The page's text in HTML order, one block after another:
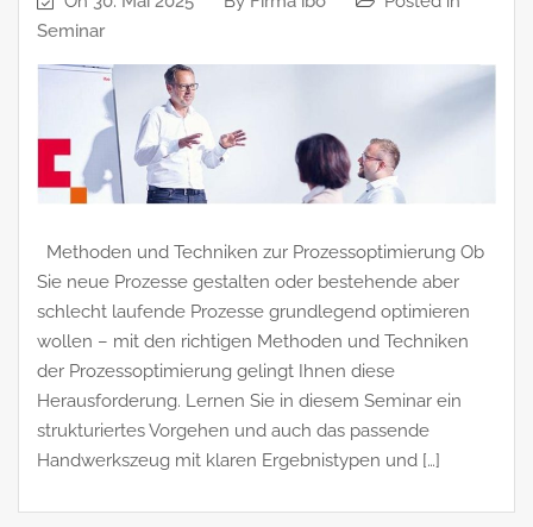
Seminar
Methoden und Techniken zur Prozessoptimierung Ob
Sie neue Prozesse gestalten oder bestehende aber
schlecht laufende Prozesse grundlegend optimieren
wollen – mit den richtigen Methoden und Techniken
der Prozessoptimierung gelingt Ihnen diese
Herausforderung. Lernen Sie in diesem Seminar ein
strukturiertes Vorgehen und auch das passende
Handwerkszeug mit klaren Ergebnistypen und […]